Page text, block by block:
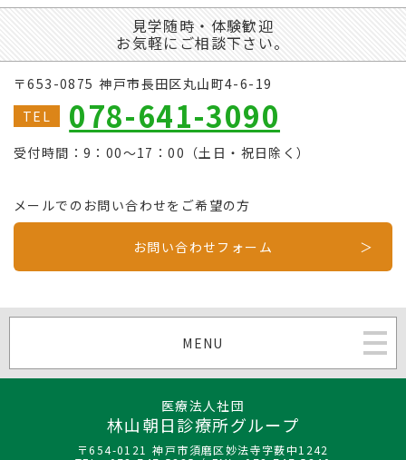
見学随時・体験歓迎
お気軽にご相談下さい。
〒653-0875 神戸市長田区丸山町4-6-19
TEL
078-641-3090
受付時間：9：00～17：00（土日・祝日除く）
メールでのお問い合わせをご希望の方
お問い合わせフォーム
MENU
医療法人社団
林山朝日診療所グループ
〒654-0121 神戸市須磨区妙法寺字薮中1242